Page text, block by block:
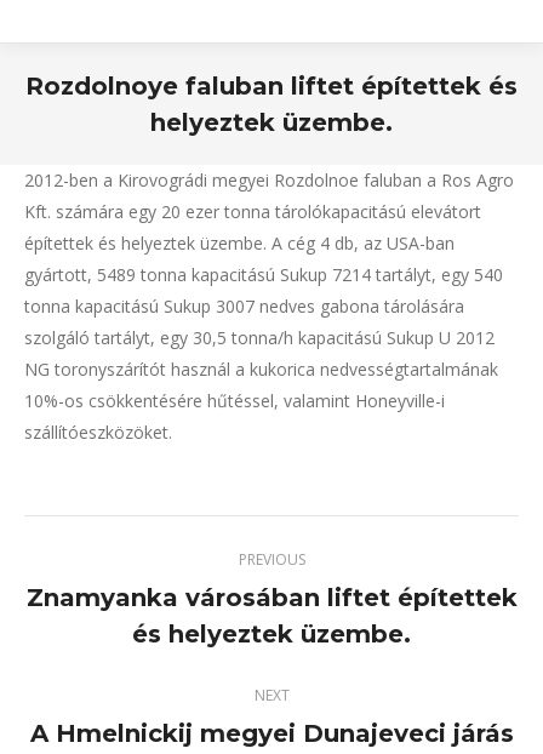
Rozdolnoye faluban liftet építettek és
helyeztek üzembe.
2012-ben a Kirovográdi megyei Rozdolnoe faluban a Ros Agro
Kft. számára egy 20 ezer tonna tárolókapacitású elevátort
építettek és helyeztek üzembe. A cég 4 db, az USA-ban
gyártott, 5489 tonna kapacitású Sukup 7214 tartályt, egy 540
tonna kapacitású Sukup 3007 nedves gabona tárolására
szolgáló tartályt, egy 30,5 tonna/h kapacitású Sukup U 2012
NG toronyszárítót használ a kukorica nedvességtartalmának
10%-os csökkentésére hűtéssel, valamint Honeyville-i
szállítóeszközöket.
PREVIOUS
Previous
project:
Znamyanka városában liftet építettek
és helyeztek üzembe.
NEXT
A Hmelnickij megyei Dunajeveci járás